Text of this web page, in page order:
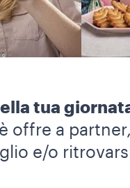
tua
offre a
e/o